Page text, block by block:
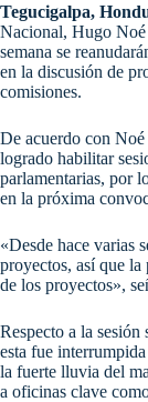
Tegucigalpa,
Nacional, Hugo
semana se
en la discusión de
comisiones.
De acuerdo con Noé
logrado habilitar
parlamentarias, por
en la próxima
«Desde hace varias
proyectos, así que la
de los proyectos»,
Respecto a la
esta fue
la fuerte lluvia del
a oficinas clave